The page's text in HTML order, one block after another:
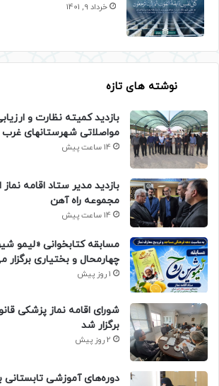
خرداد 9, 1401
نوشته های تازه
بازدید کمیته نظارت و
مواصلاتی شهرستانهای غرب
14 ساعت پیش
بازدید مدیر ستاد اقامه نماز
مجموعه راه آهن
14 ساعت پیش
مسابقه کتابخوانی «لیمو
چهارمحال و بختیاری
1 روز پیش
شورای اقامه نماز پزشکی
برگزار شد
2 روز پیش
دوره‌های آموزشی تابستانی